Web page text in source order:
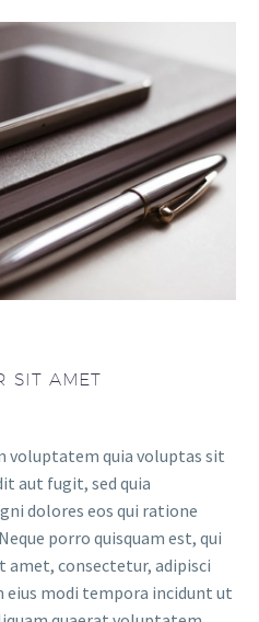
SIT AMET
voluptatem quia voluptas sit
aut fugit, sed quia
dolores eos qui ratione
porro quisquam est, qui
amet, consectetur, adipisci
eius modi tempora incidunt ut